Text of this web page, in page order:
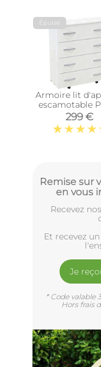
Épuisé
Armoire lit
escamotable
299 €
Remise sur
en vous
Recevez
Et recevez
Je
* Code valable
Hors frais